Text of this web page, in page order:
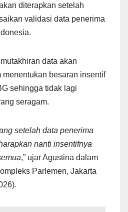
diterapkan setelah
validasi data penerima
data akan
menentukan besaran insentif
sehingga tidak lagi
seragam.
setelah data penerima
nanti insentifnya
,” ujar Agustina dalam
Parlemen, Jakarta